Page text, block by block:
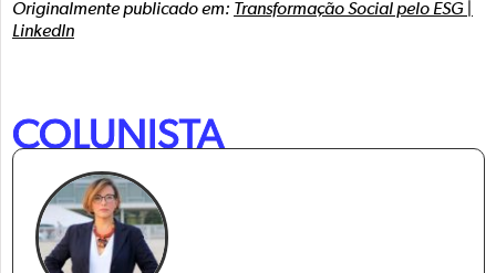
Originalmente publicado em: Transformação Social pelo ESG |
LinkedIn
COLUNISTA